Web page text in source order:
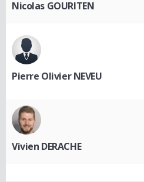
Nicolas GOURITEN
Pierre Olivier NEVEU
Vivien DERACHE